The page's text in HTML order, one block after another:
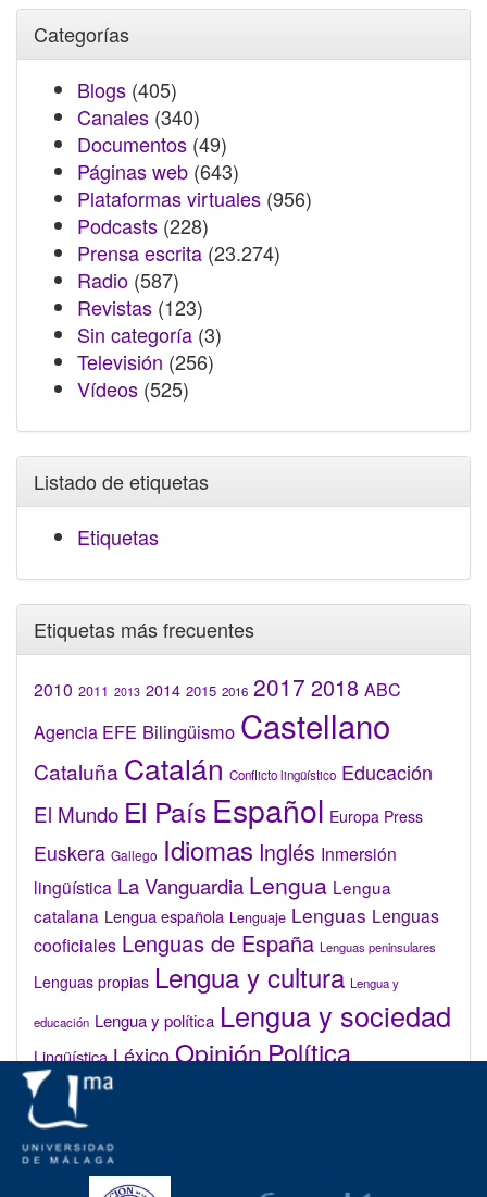
Categorías
Blogs (405)
Canales (340)
Documentos (49)
Páginas web (643)
Plataformas virtuales (956)
Podcasts (228)
Prensa escrita (23.274)
Radio (587)
Revistas (123)
Sin categoría (3)
Televisión (256)
Vídeos (525)
Listado de etiquetas
Etiquetas
Etiquetas más frecuentes
2010 2011 2013 2014 2015 2016 2017 2018 ABC
Agencia EFE Bilingüismo Castellano
Cataluña Catalán Conflicto lingüístico Educación
El Mundo El País Español Europa Press
Euskera Gallego Idiomas Inglés Inmersión
lingüística La Vanguardia Lengua Lengua
catalana Lengua española Lenguaje Lenguas Lenguas
cooficiales Lenguas de España Lenguas peninsulares
Lenguas propias Lengua y cultura Lengua y
educación Lengua y política Lengua y sociedad
Lingüística LéxicoOpiniónPolítica
lingüística
Valenciano